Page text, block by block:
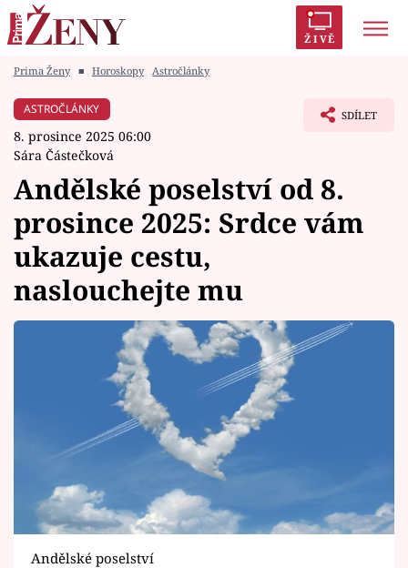
ŽIVĚ
Módní alarm
Témata
Celebrity
Vztahy
Horoskopy
Sledujte prima+
Filmový festival Karlovy Vary
Prima Ženy ■ Horoskopy Astročlánky
ASTROČLÁNKY
8. prosince 2025 06:00
Sára Částečková
SDÍLET
Andělské poselství od 8.
prosince 2025: Srdce vám
ukazuje cestu,
naslouchejte mu
Andělské poselství